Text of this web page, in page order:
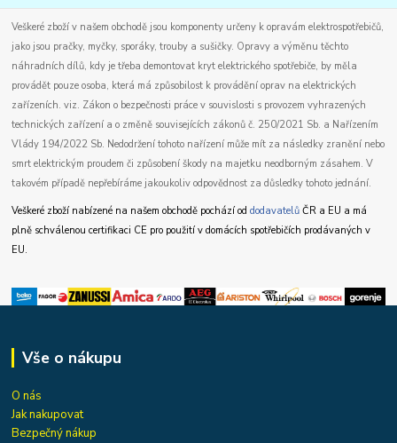
Veškeré zboží v našem obchodě jsou komponenty určeny k opravám elektrospotřebičů,
jako jsou pračky, myčky, sporáky, trouby a sušičky. Opravy a výměnu těchto
náhradních dílů, kdy je třeba demontovat kryt elektrického spotřebiče, by měla
provádět pouze osoba, která má způsobilost k provádění oprav na elektrických
zařízeních. viz. Zákon o bezpečnosti práce v souvislosti s provozem vyhrazených
technických zařízení a o změně souvisejících zákonů č. 250/2021 Sb. a Nařízením
Vlády 194/2022 Sb. Nedodržení tohoto nařízení může mít za následky zranění nebo
smrt elektrickým proudem či způsobení škody na majetku neodborným zásahem. V
takovém případě nepřebíráme jakoukoliv odpovědnost za důsledky tohoto jednání.
Veškeré zboží nabízené na našem obchodě pochází oddodavatelů ČR a EU a má
plně schválenou certifikaci CE pro použití v domácích spotřebičích prodávaných v
EU.
Vše o nákupu
O nás
Jak nakupovat
Bezpečný nákup